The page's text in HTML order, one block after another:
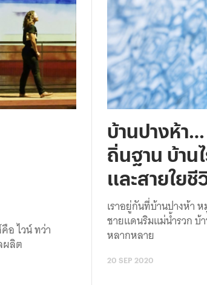
อ ไวน์ ทว่า
ผลิต
บ้านปางห้า…
ถิ่นฐาน บ้าน
และสายใยชี
เราอยู่กันที่บ้านปางห้า
ชายแดนริมแม่น้ำรวก บ้
หลากหลาย
20 SEP 2020